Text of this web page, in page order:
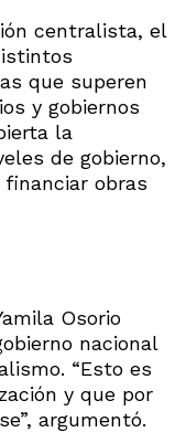
centralista, el
que superen
y gobiernos
la
de gobierno,
obras
Osorio
nacional
“Esto es
y que por
argumentó.